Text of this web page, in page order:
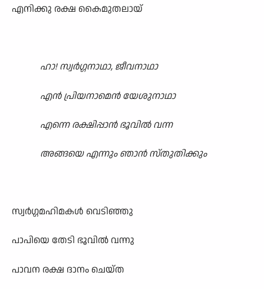
എനിക്കു രക്ഷ കൈമുതലായ്
ഹാ! സ്വർഗ്ഗനാഥാ, ജീവനാഥാ
എൻ പ്രിയനാമെൻ യേശുനാഥാ
എന്നെ രക്ഷിപ്പാൻ ഭൂവിൽ വന്ന
അങ്ങയെ എന്നും ഞാൻ സ്തുതിക്കും
സ്വർഗ്ഗമഹിമകൾ വെടിഞ്ഞു
പാപിയെ തേടി ഭൂവിൽ വന്നു
പാവന രക്ഷ ദാനം ചെയ്ത